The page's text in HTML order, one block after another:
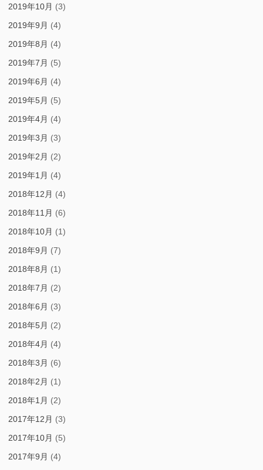
2019年10月 (3)
2019年9月 (4)
2019年8月 (4)
2019年7月 (5)
2019年6月 (4)
2019年5月 (5)
2019年4月 (4)
2019年3月 (3)
2019年2月 (2)
2019年1月 (4)
2018年12月 (4)
2018年11月 (6)
2018年10月 (1)
2018年9月 (7)
2018年8月 (1)
2018年7月 (2)
2018年6月 (3)
2018年5月 (2)
2018年4月 (4)
2018年3月 (6)
2018年2月 (1)
2018年1月 (2)
2017年12月 (3)
2017年10月 (5)
2017年9月 (4)